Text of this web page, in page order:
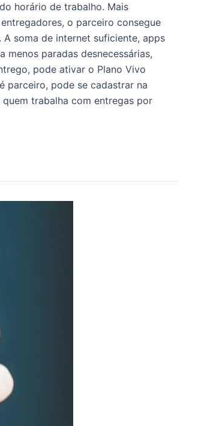
horário de trabalho. Mais
o parceiro consegue
soma de internet suficiente, apps
paradas desnecessárias,
pode ativar o Plano Vivo
parceiro, pode se cadastrar na
trabalha com entregas por